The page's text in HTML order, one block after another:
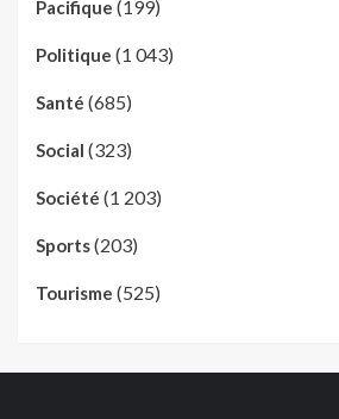
Pacifique (199)
Politique (1 043)
Santé (685)
Social (323)
Société (1 203)
Sports(203)
Tourisme (525)